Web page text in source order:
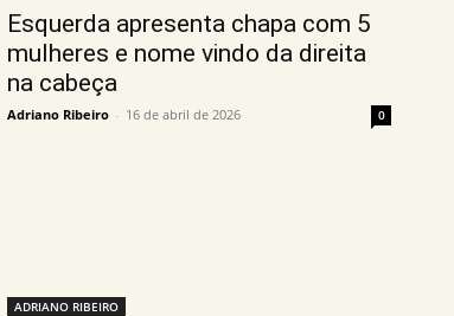
Esquerda apresenta chapa com 5
mulheres e nome vindo da direita
na cabeça
Adriano Ribeiro - 16 de abril de 2026 0
ADRIANO RIBEIRO